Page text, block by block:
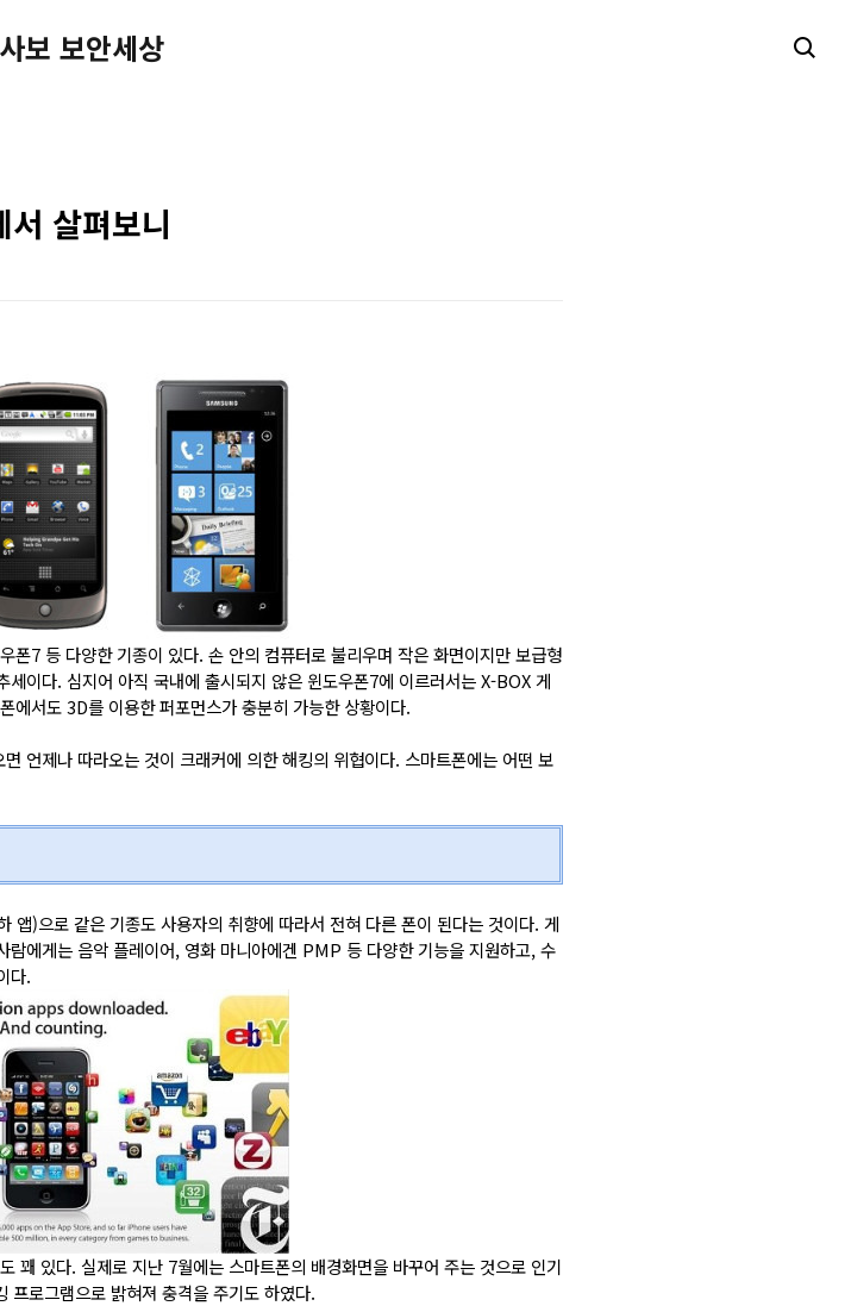
보 보안세상
살펴보니
폰7 등 다양한 기종이 있다. 손 안의 컴퓨터로 불리우며 작은 화면이지만 보급형
이다. 심지어 아직 국내에 출시되지 않은 윈도우폰7에 이르러서는 X-BOX 게
에서도 3D를 이용한 퍼포먼스가 충분히 가능한 상황이다.
언제나 따라오는 것이 크래커에 의한 해킹의 위협이다. 스마트폰에는 어떤 보
앱)으로 같은 기종도 사용자의 취향에 따라서 전혀 다른 폰이 된다는 것이다. 게
에게는 음악 플레이어, 영화 마니아에겐 PMP 등 다양한 기능을 지원하고, 수
다.
꽤 있다. 실제로 지난 7월에는 스마트폰의 배경화면을 바꾸어 주는 것으로 인기
프로그램으로 밝혀져 충격을 주기도 하였다.